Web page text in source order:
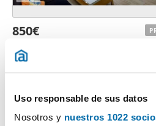
Uso responsable de sus datos
Nosotros y nuestros 1022
850€
60m
general bonanza, Benalua-la